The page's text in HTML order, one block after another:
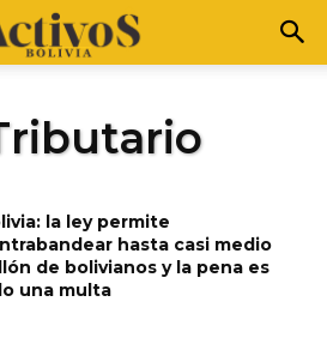
la ley permite
hasta casi medio
de bolivianos y la pena es
una multa